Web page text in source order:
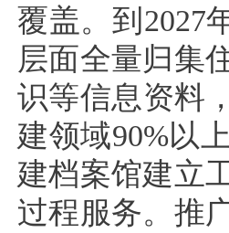
覆盖。到2027
层面全量归集
识等信息资料
建领域90%以
建档案馆建立
过程服务。推